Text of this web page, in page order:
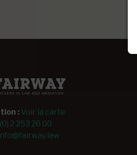
: Voir la carte
2 253 26 00